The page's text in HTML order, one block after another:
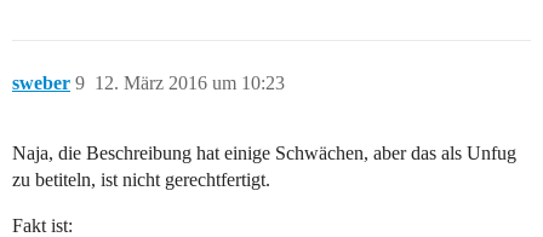
sweber 12. März 2016 um 10:23
9
Naja, die Beschreibung hat einige Schwächen, aber das als Unfug
zu betiteln, ist nicht gerechtfertigt.
Fakt ist: